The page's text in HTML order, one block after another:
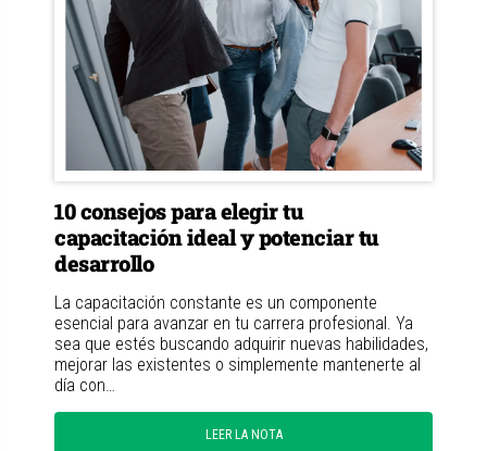
10 consejos para elegir tu
capacitación ideal y potenciar tu
desarrollo
La capacitación constante es un componente
esencial para avanzar en tu carrera profesional. Ya
sea que estés buscando adquirir nuevas habilidades,
mejorar las existentes o simplemente mantenerte al
día con…
LEER LA NOTA